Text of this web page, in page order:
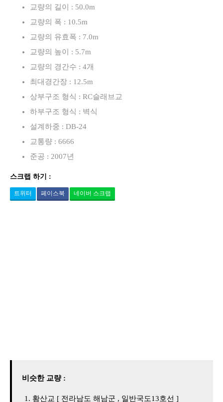
교량의 길이 : 50.0m
교량의 폭 : 10.5m
교량의 유효폭 : 7.0m
교량의 높이 : 5.7m
교량의 경간수 : 4개
최대경간장 : 12.5m
상부구조 형식 : RC슬래브교
하부구조 형식 : 벽식
설계하중 : DB-24
교통량 : 6666
준공 : 2007년
스크랩 하기 :
트위터 페이스북 네이버 스크랩
비슷한 교량 :
황산교 [ 전라남도 해남군 , 일반국도13호선 ]